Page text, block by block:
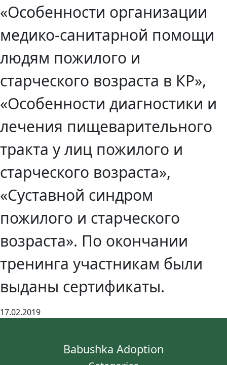
«Особенности организации
медико-санитарной помощи
людям пожилого и
старческого возраста в КР»,
«Особенности диагностики и
лечения пищеварительного
тракта у лиц пожилого и
старческого возраста»,
«Суставной синдром
пожилого и старческого
возраста». По окончании
тренинга участникам были
выданы сертификаты.
17.02.2019
Babushka Adoption